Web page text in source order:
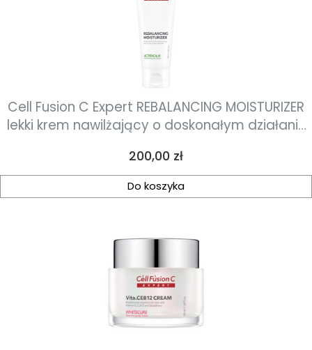
Cell Fusion C Expert REBALANCING MOISTURIZER
lekki krem nawilżający o doskonałym działaniu
Cena
200,00 zł
Do koszyka